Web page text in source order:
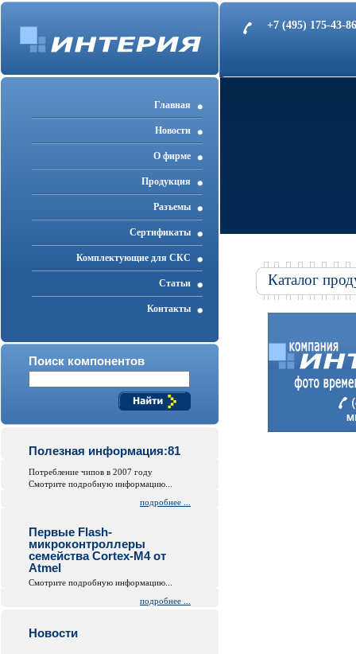
+7 (495) 175-43-
Главная
Новости
О фирме
Продукция
Разъемы
Cертификаты
Комплектующие для СКС
Статьи
Контакты
Поиск компонентов
Полезная информация:81
Потребление чипов в 2007 году
Смотрите подробную информацию...
подробнее ...
Первые Flash-
микроконтроллеры
семейства Cortex-M4 от
Atmel
Смотрите подробную информацию...
подробнее ...
Новости
Каталог